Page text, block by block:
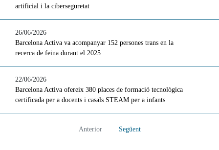
artificial i la ciberseguretat
26/06/2026
Barcelona Activa va acompanyar 152 persones trans en la
recerca de feina durant el 2025
22/06/2026
Barcelona Activa ofereix 380 places de formació tecnològica
certificada per a docents i casals STEAM per a infants
Anterior Següent